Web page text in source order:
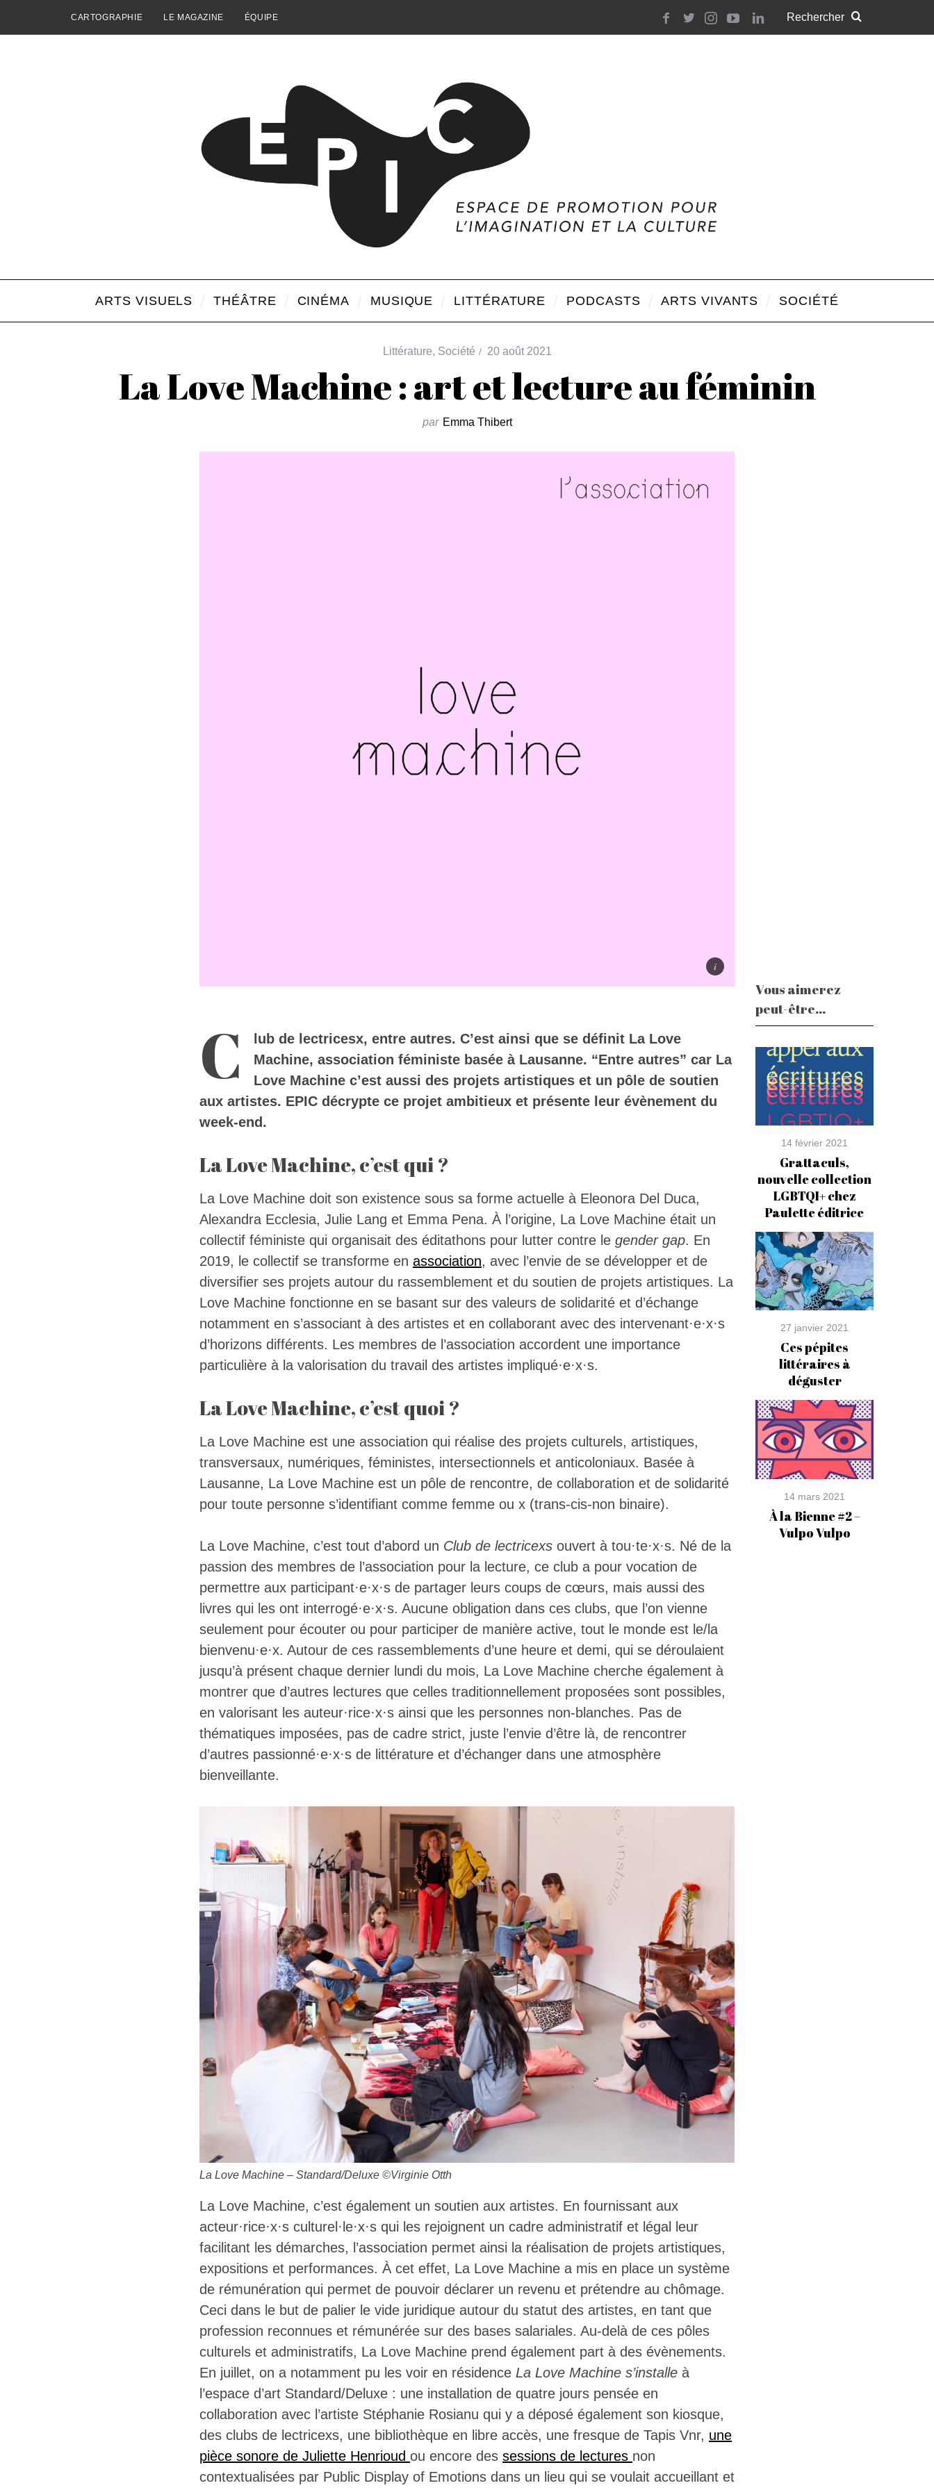
CARTOGRAPHIE LE MAGAZINE ÉQUIPE
ARTS VISUELS THÉÂTRE CINÉMA MUSIQUE LITTÉRATURE PODCASTS ARTS VIVANTS SOCIÉTÉ
Littérature, Société 20 août 2021
La Love Machine : art et lecture au féminin
par Emma Thibert
C
lub de lectricesx, entre autres. C’est ainsi que se définit La Love
Machine, association féministe basée à Lausanne. “Entre autres” car La
Love Machine c’est aussi des projets artistiques et un pôle de soutien
aux artistes. EPIC décrypte ce projet ambitieux et présente leur évènement du
week-end.
La Love Machine, c’est qui ?
La Love Machine doit son existence sous sa forme actuelle à Eleonora Del Duca,
Alexandra Ecclesia, Julie Lang et Emma Pena. À l’origine, La Love Machine était un
collectif féministe qui organisait des éditathons pour lutter contre le gender gap. En
2019, le collectif se transforme en association, avec l’envie de se développer et de
diversifier ses projets autour du rassemblement et du soutien de projets artistiques. La
Love Machine fonctionne en se basant sur des valeurs de solidarité et d’échange
notamment en s’associant à des artistes et en collaborant avec des intervenant·e·x·s
d’horizons différents. Les membres de l’association accordent une importance
particulière à la valorisation du travail des artistes impliqué·e·x·s.
La Love Machine, c’est quoi ?
La Love Machine est une association qui réalise des projets culturels, artistiques,
transversaux, numériques, féministes, intersectionnels et anticoloniaux. Basée à
Lausanne, La Love Machine est un pôle de rencontre, de collaboration et de solidarité
pour toute personne s’identifiant comme femme ou x (trans-cis-non binaire).
La Love Machine, c’est tout d’abord un Club de lectricexs ouvert à tou·te·x·s. Né de la
passion des membres de l’association pour la lecture, ce club a pour vocation de
permettre aux participant·e·x·s de partager leurs coups de cœurs, mais aussi des
livres qui les ont interrogé·e·x·s. Aucune obligation dans ces clubs, que l’on vienne
seulement pour écouter ou pour participer de manière active, tout le monde est le/la
bienvenu·e·x. Autour de ces rassemblements d’une heure et demi, qui se déroulaient
jusqu’à présent chaque dernier lundi du mois, La Love Machine cherche également à
montrer que d’autres lectures que celles traditionnellement proposées sont possibles,
en valorisant les auteur·rice·x·s ainsi que les personnes non-blanches. Pas de
thématiques imposées, pas de cadre strict, juste l’envie d’être là, de rencontrer
d’autres passionné·e·x·s de littérature et d’échanger dans une atmosphère
bienveillante.
La Love Machine – Standard/Deluxe ©Virginie Otth
La Love Machine, c’est également un soutien aux artistes. En fournissant aux
acteur·rice·x·s culturel·le·x·s qui les rejoignent un cadre administratif et légal leur
facilitant les démarches, l’association permet ainsi la réalisation de projets artistiques,
expositions et performances. À cet effet, La Love Machine a mis en place un système
de rémunération qui permet de pouvoir déclarer un revenu et prétendre au chômage.
Ceci dans le but de palier le vide juridique autour du statut des artistes, en tant que
profession reconnues et rémunérée sur des bases salariales. Au-delà de ces pôles
culturels et administratifs, La Love Machine prend également part à des évènements.
En juillet, on a notamment pu les voir en résidence La Love Machine s’installe à
l’espace d’art Standard/Deluxe : une installation de quatre jours pensée en
collaboration avec l’artiste Stéphanie Rosianu qui y a déposé également son kiosque,
des clubs de lectricexs, une bibliothèque en libre accès, une fresque de Tapis Vnr, une
pièce sonore de Juliette Henrioud ou encore des sessions de lectures non
contextualisées par Public Display of Emotions dans un lieu qui se voulait accueillant et
Vous aimerez
peut-être...
14 février 2021
Grattaculs,
nouvelle collection
LGBTQI+ chez
Paulette éditrice
27 janvier 2021
Ces pépites
littéraires à
déguster
14 mars 2021
À la Bienne #2 –
Vulpo Vulpo